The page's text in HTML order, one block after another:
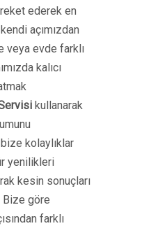
ederek en
açımızdan
veya evde farklı
kalıcı
kullanarak
kolaylıklar
yenilikleri
kesin sonuçları
Bize göre
farklı